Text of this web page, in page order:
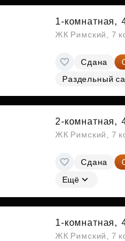
1-комнатная,
ЖК Римский, 7
Сдана
Раздельный
2-комнатная,
ЖК Римский, 7
Сдана
Ещё
1-комнатная,
ЖК Римский, 7